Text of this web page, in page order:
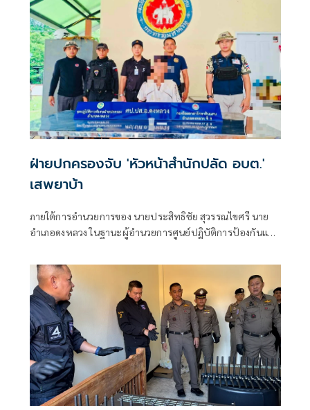
ฝ่ายปกครองจับ 'หัวหน้าสำนักปลัด อบต.'
เสพยาบ้า
ภายใต้การอำนวยการของ นายประสิทธิชัย สุวรรณไขศรี นาย
อำเภอดงหลวง ในฐานะผู้อำนวยการศูนย์ปฏิบัติการป้องกันและ